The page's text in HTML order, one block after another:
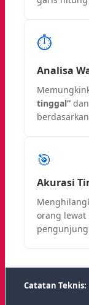
⏱️
Analisa
tinggal”
🎯
Akurasi
orang lewat
Catatan Teknis: